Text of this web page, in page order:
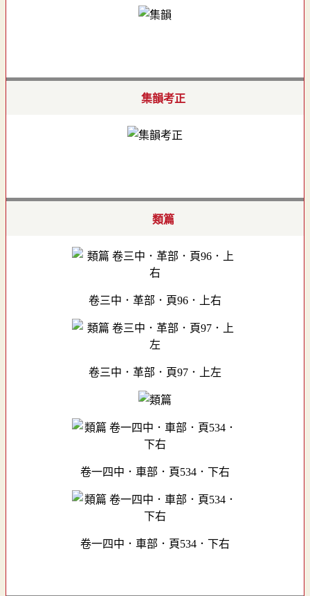
集韻考正
類篇
卷三中．革部．頁96．上右
卷三中．革部．頁97．上左
卷一四中．車部．頁534．下右
卷一四中．車部．頁534．下右